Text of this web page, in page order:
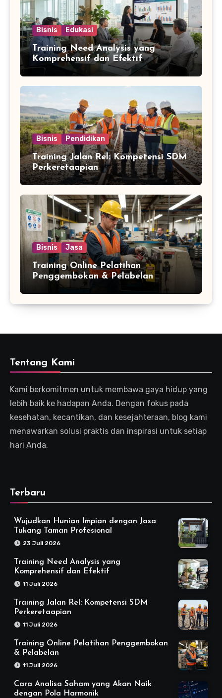
Bisnis Edukasi
Training Need Analysis yang
Komprehensif dan Efektif
Bisnis Pendidikan
Training Jalan Rel: Kompetensi SDM
Perkeretaapian
Bisnis Jasa
Training Online Pelatihan
Penggembokan & Pelabelan
Tentang Kami
Kami berkomitmen untuk membawa gaya hidup yang
lebih baik ke hadapan Anda. Dengan fokus pada
kesehatan, kecantikan, dan kesejahteraan, blog kami
menawarkan solusi praktis dan inspirasi untuk setiap
hari Anda.
Terbaru
Wujudkan Hunian Impian dengan Jasa
Tukang Taman Profesional
23 Juli 2026
Training Need Analysis yang
Komprehensif dan Efektif
11 Juli 2026
Training Jalan Rel: Kompetensi SDM
Perkeretaapian
11 Juli 2026
Training Online Pelatihan Penggembokan
& Pelabelan
11 Juli 2026
Cara Analisa Saham yang Akan Naik
dengan Pola Harmonik